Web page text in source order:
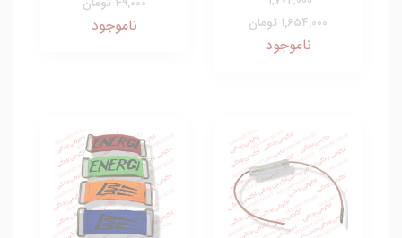
1,654,000 تومان
ناموجود
ناموجود